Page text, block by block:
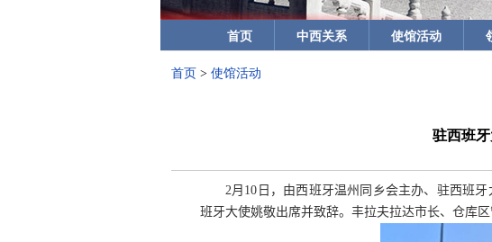
首页 中西关系 使馆活动
首页 > 使馆活动
驻西班
2月 10 日，由西班牙温州同乡会主办、驻西班
班牙大使姚敬出席并致辞。丰拉夫拉达市长、仓库